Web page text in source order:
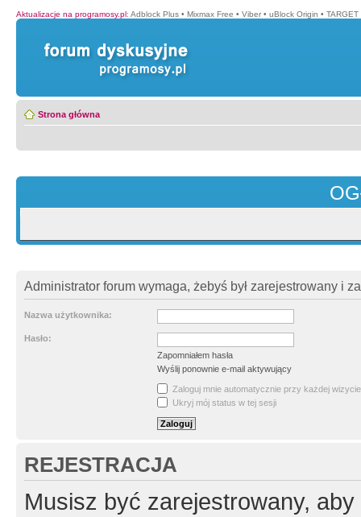
Aktualizacje na programosy.pl: Adblock Plus • Mixmax Free • Viber • uBlock Origin •
Strona główna
Administrator forum wymaga, żebyś był zarejestrowany i
Nazwa użytkownika:
Hasło:
Zapomniałem hasła
Wyślij ponownie e-mail aktywujący
Zaloguj mnie automatycznie przy każdej wizycie
Ukryj mój status w tej sesji
REJESTRACJA
Musisz być zarejestrowany,